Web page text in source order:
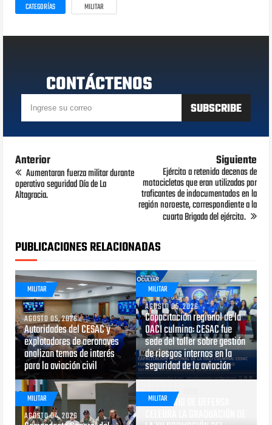
CATEGORÍAS MILITAR
CONTÁCTENOS
Anterior
Aumentaran fuerza militar durante
operativo seguridad Día de La
Altagracia.
Siguiente
Ejército a retenido decenas de
motocicletas que eran utilizadas por
traficantes de indocumentados en la
región noroeste, correspondiente a la
cuarta Brigada del ejército.
PUBLICACIONES RELACIONADAS
MILITAR
AGOSTO 05, 2026
Autoridades del CESAC y
explotadores de aeronaves
analizan temas de interés
para la aviación civil
MILITAR
AGOSTO 05, 2026
Capacitación regional de la
OACI culmina: CESAC fue
sede del taller sobre gestión
de riesgos internos en la
seguridad de la aviación
MILITAR
AGOSTO 04, 2026
MILITAR
AGOSTO 03, 2026
MINISTERIO DE DEFENSA